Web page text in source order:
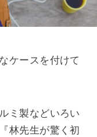
ケースを付けて
ミ製などいろい
林先生が驚く初